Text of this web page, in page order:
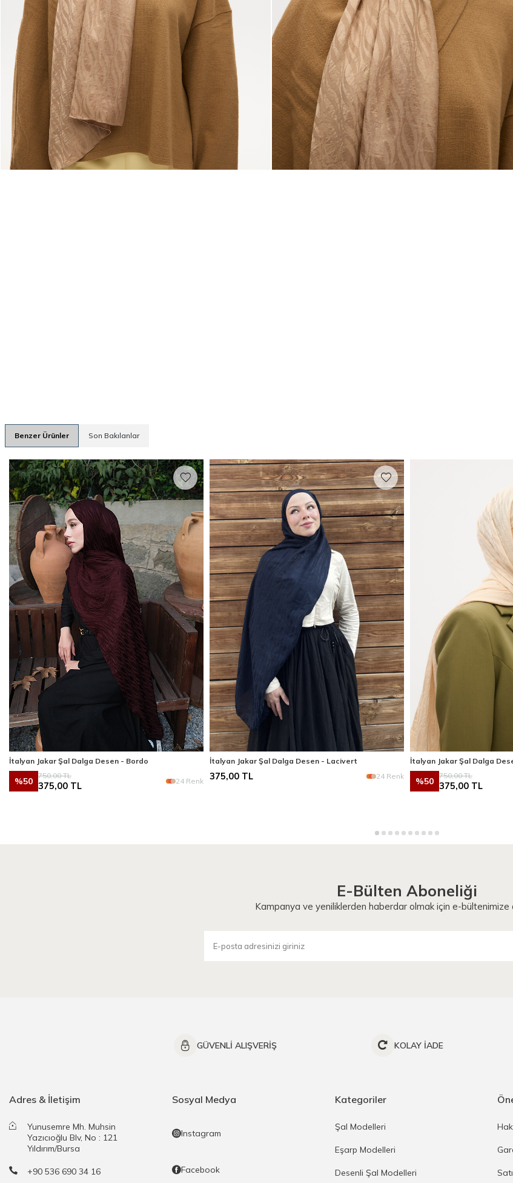
Benzer Ürünler Son Bakılanlar
İtalyan Jakar Şal Dalga Desen - Bordo
%50
750,00TL
375,00 TL 24 Renk
İtalyan Jakar Şal Dalga Desen - Lacivert
375,00 TL 24 Renk
İtalyan Jakar Şal Dalga
%50
750,00TL
375,00 TL
E-Bülten Aboneliği
Kampanya ve yeniliklerden haberdar olmak için e-bültenimize
GÜVENLİ ALIŞVERİŞ KOLAY İADE
Adres & İletişim
Yunusemre Mh. Muhsin
Yazıcıoğlu Blv, No : 121
Yıldırım/Bursa
+90 536 690 34 16
Sosyal Medya
Instagram
Facebook
Kategoriler
Şal Modelleri
Eşarp Modelleri
Desenli Şal Modelleri